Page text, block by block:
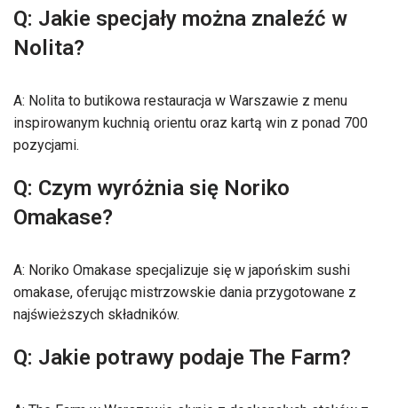
Q: Jakie specjały można znaleźć w
Nolita?
A: Nolita to butikowa restauracja w Warszawie z menu
inspirowanym kuchnią orientu oraz kartą win z ponad 700
pozycjami.
Q: Czym wyróżnia się Noriko
Omakase?
A: Noriko Omakase specjalizuje się w japońskim sushi
omakase, oferując mistrzowskie dania przygotowane z
najświeższych składników.
Q: Jakie potrawy podaje The Farm?